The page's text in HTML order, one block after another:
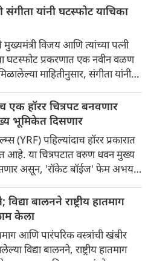
जाऊन अभिनेत्याची भेट
मुख्यमंत्र्यांनी सोशल मीडियावर
केले आहेत.
संगीता यांनी घटस्फोट याचिका
विजय आणि त्यांच्या पत्नी
घटस्फोट प्रकरणात एक नवीन वळण
माहितीनुसार, संगीता यांनी
घेतली आहे.
एक हॉरर चित्रपट बनवणार
भूमिकेत दिसणार
(YRF) पहिल्यांदाच हॉरर प्रकारात
आहे. या चित्रपटात वरुण धवन मुख्य
असून, 'रॉकेट बॉईज' फेम अभय
चित्रीकरणाला सुरुवात होणार
२०२७ मध्ये जगभरात प्रदर्शित
बालनने राष्ट्रीय हातमाग
केला
आणि पारंपरिक वस्त्रांची खंबीर
विद्या बालनने, राष्ट्रीय हातमाग